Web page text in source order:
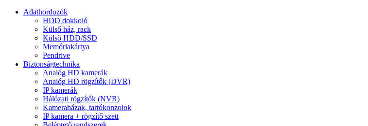
Adathordozók
HDD dokkoló
Külső ház, rack
Külső HDD/SSD
Memóriakártya
Pendrive
Biztonságtechnika
Analóg HD kamerák
Analóg HD rögzítők (DVR)
IP kamerák
Hálózati rögzítők (NVR)
Kameraházak, tartókonzolok
IP kamera + rögzítő szett